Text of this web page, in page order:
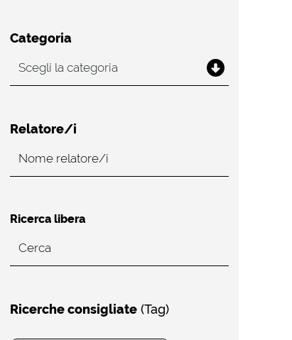
Categoria
Relatore/i
Ricerca libera
Ricerche consigliate (Tag)